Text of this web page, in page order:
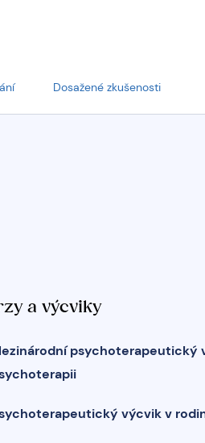
Dosažené zkušenosti
a výcviky
psychoterapeutický
výcvik v